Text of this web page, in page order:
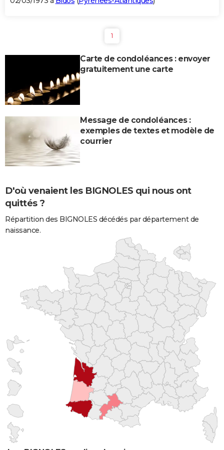
1
Carte de condoléances : envoyer
gratuitement une carte
Message de condoléances :
exemples de textes et modèle de
courrier
D'où venaient les BIGNOLES qui nous ont
quittés ?
Répartition des BIGNOLES décédés par département de
naissance.